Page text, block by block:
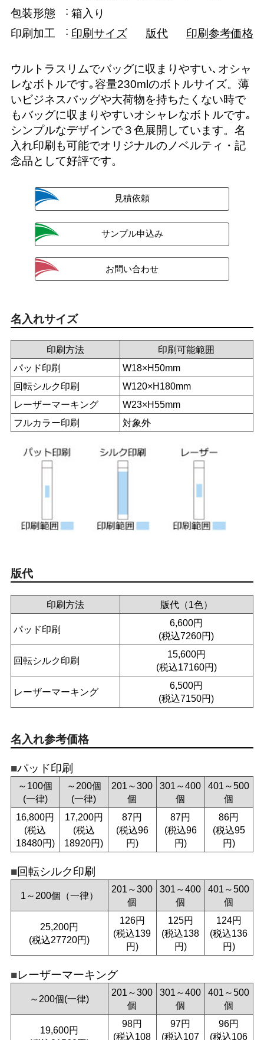
包装形態
箱入り
印刷加工
印刷サイズ 版代 印刷参考価格
ウルトラスリムでバッグに収まりやすい､オシャ
レなボトルです｡容量230mlのボトルサイズ。薄
いビジネスバッグや大荷物を持ちたくない時で
もバッグに収まりやすいオシャレなボトルです｡
シンプルなデザインで３色展開しています。名
入れ印刷も可能でオリジナルのノベルティ・記
念品として好評です。
名入れサイズ
印刷方法
印刷可能範囲
パッド印刷
W18×H50mm
回転シルク印刷
W120×H180mm
レーザーマーキング
W23×H55mm
フルカラー印刷
対象外
版代
印刷方法 版代（1色）
パッド印刷
6,600円
(税込7260円)
回転シルク印刷
15,600円
(税込17160円)
レーザーマーキング
6,500円
(税込7150円)
名入れ参考価格
パッド印刷
～100個
(一律)
～200個
(一律)
201～300
個
301～400
個
401～500
個
16,800円
(税込
18480円)
17,200円
(税込
18920円)
87円
(税込96
円)
87円
(税込96
円)
86円
(税込95
円)
回転シルク印刷
1～200個（一律）
201～300
個
301～400
個
401～500
個
25,200円
(税込27720円)
126円
(税込139
円)
125円
(税込138
円)
124円
(税込136
円)
レーザーマーキング
～200個(一律)
201～300
個
301～400
個
401～500
個
19,600円
98円
(税込108
97円
(税込107
96円
(税込106